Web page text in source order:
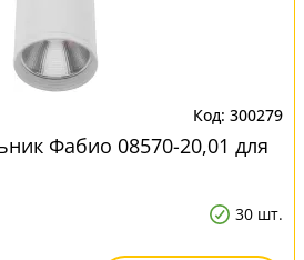
300279
Фабио 08570-20,01 для
30 шт.